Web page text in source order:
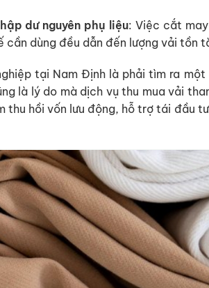
dư nguyên phụ liệu: Việc cắt
dùng đều dẫn đến lượng vải tồn
tại Nam Định là phải tìm ra một
là lý do mà dịch vụ thu mua vải
hồi vốn lưu động, hỗ trợ tái đầu